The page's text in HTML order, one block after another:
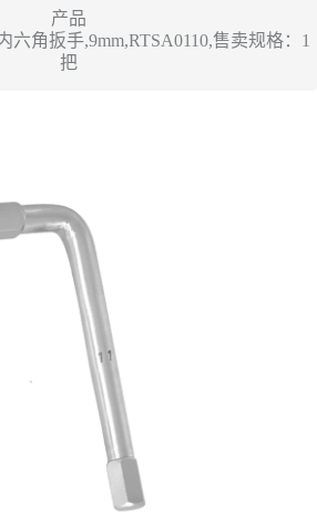
产品
六角扳手,9mm,RTSA0110,售卖规格：1
把